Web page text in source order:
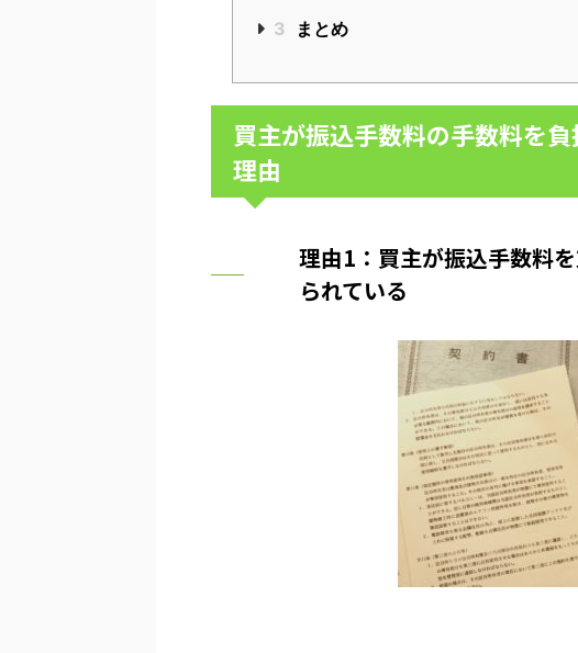
3 まとめ
買主が振込手数料の手数料を
理由
理由1：買主が振込手数料
られている